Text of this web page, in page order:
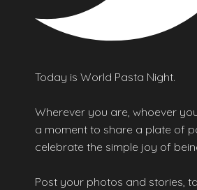
Today is World Pasta Night.
Wherever you are, whoever
a moment to share a plate of
celebrate the simple joy of
Post your photos and stories,